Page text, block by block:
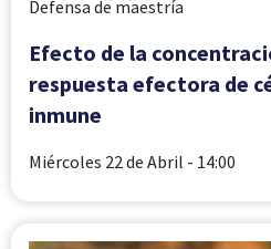
Defensa de maestría
Efecto de la
respuesta efectora de
inmune
Miércoles 22 de Abril - 14:00